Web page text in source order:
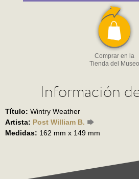
Comprar en la
Tienda del Museo
Información
Título: Wintry Weather
Artista: Post William B.
Medidas: 162 mm x 149 mm